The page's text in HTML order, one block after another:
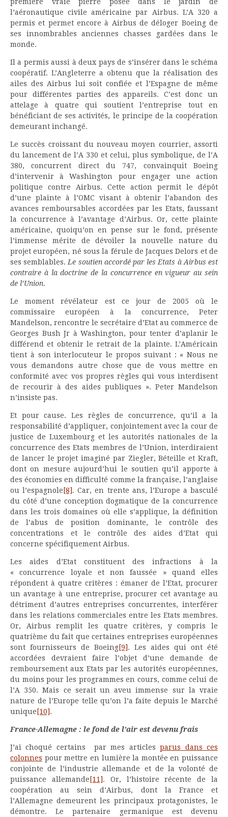
l’aéronautique civile américaine par Airbus. L’A 320 a
permis et permet encore à Airbus de déloger Boeing de
ses innombrables anciennes chasses gardées dans le
monde.
Il a permis aussi à deux pays de s’insérer dans le schéma
coopératif. L’Angleterre a obtenu que la réalisation des
ailes des Airbus lui soit confiée et l’Espagne de même
pour différentes parties des appareils. C’est donc un
attelage à quatre qui soutient l’entreprise tout en
bénéficiant de ses activités, le principe de la coopération
demeurant inchangé.
Le succès croissant du nouveau moyen courrier, assorti
du lancement de l’A 330 et celui, plus symbolique, de l’A
380, concurrent direct du 747, convainquit Boeing
d’intervenir à Washington pour engager une action
politique contre Airbus. Cette action permit le dépôt
d’une plainte à l’OMC visant à obtenir l’abandon des
avances remboursables accordées par les Etats, faussant
la concurrence à l’avantage d’Airbus. Or, cette plainte
américaine, quoiqu’on en pense sur le fond, présente
l’immense mérite de dévoiler la nouvelle nature du
projet européen, né sous la férule de Jacques Delors et de
ses semblables. Le soutien accordé par les Etats à Airbus est
contraire à la doctrine de la concurrence en vigueur au sein
de l’Union.
Le moment révélateur est ce jour de 2005 où le
commissaire européen à la concurrence, Peter
Mandelson, rencontre le secrétaire d’Etat au commerce de
Georges Bush Jr à Washington, pour tenter d’aplanir le
différend et obtenir le retrait de la plainte. L’Américain
tient à son interlocuteur le propos suivant : « Nous ne
vous demandons autre chose que de vous mettre en
conformité avec vos propres règles qui vous interdisent
de recourir à des aides publiques ». Peter Mandelson
n’insiste pas.
Et pour cause. Les règles de concurrence, qu’il a la
responsabilité d’appliquer, conjointement avec la cour de
justice de Luxembourg et les autorités nationales de la
concurrence des Etats membres de l’Union, interdiraient
de lancer le projet imaginé par Ziegler, Béteille et Kraft,
dont on mesure aujourd’hui le soutien qu’il apporte à
des économies en difficulté comme la française, l’anglaise
ou l’espagnole [8]. Car, en trente ans, l’Europe a basculé
du côté d’une conception dogmatique de la concurrence
dans les trois domaines où elle s’applique, la définition
de l’abus de position dominante, le contrôle des
concentrations et le contrôle des aides d’Etat qui
concerne spécifiquement Airbus.
Les aides d’Etat constituent des infractions à la
« concurrence loyale et non faussée » quand elles
répondent à quatre critères : émaner de l’Etat, procurer
un avantage à une entreprise, procurer cet avantage au
détriment d’autres entreprises concurrentes, interférer
dans les relations commerciales entre les Etats membres.
Or, Airbus remplit les quatre critères, y compris le
quatrième du fait que certaines entreprises européennes
sont fournisseurs de Boeing[9]. Les aides qui ont été
accordées devraient faire l’objet d’une demande de
remboursement aux Etats par les autorités européennes,
du moins pour les programmes en cours, comme celui de
l’A 350. Mais ce serait un aveu immense sur la vraie
nature de l’Europe telle qu’on l’a faite depuis le Marché
unique [10].
France-Allemagne : le fond de l’air est devenu frais
J’ai choqué certains par mes articlesparus dans ces
colonnes pour mettre en lumière la montée en puissance
conjointe de l’industrie allemande et de la volonté de
puissance allemande [11]. Or, l’histoire récente de la
coopération au sein d’Airbus, dont la France et
l’Allemagne demeurent les principaux protagonistes, le
démontre. Le partenaire germanique est devenu